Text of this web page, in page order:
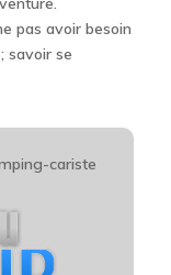
pas avoir besoin
savoir se
cariste